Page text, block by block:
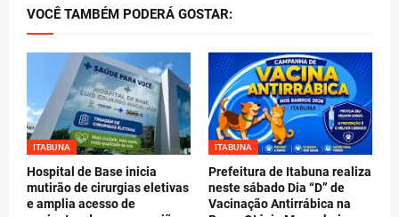
VOCÊ TAMBÉM PODERÁ GOSTAR:
ITABUNA
Hospital de Base inicia
mutirão de cirurgias eletivas
e amplia acesso de
ITABUNA
Prefeitura de Itabuna realiza
neste sábado Dia “D” de
Vacinação Antirrábica na